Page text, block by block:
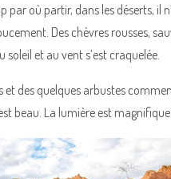
par où partir, dans les déserts, il
Des chèvres rousses,
soleil et au vent s’est craquelée.
et des quelques arbustes
beau. La lumière est magnifique…